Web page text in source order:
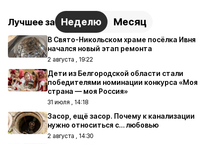
Лучшее за Неделю Месяц
В Свято-Никольском храме посёлка Ивня
начался новый этап ремонта
2 августа , 19:22
Дети из Белгородской области стали
победителями номинации конкурса «Моя
страна — моя Россия»
31 июля , 14:18
Засор, ещё засор. Почему к канализации
нужно относиться с… любовью
2 августа , 14:30